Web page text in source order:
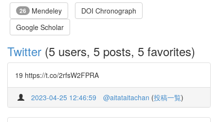
26 Mendeley
DOI Chronograph
Google Scholar
Twitter (5 users, 5 posts, 5 favorites)
19 https://t.co/2rfsW2FPRA
2023-04-25 12:46:59 @aitataitachan (投稿一覧)